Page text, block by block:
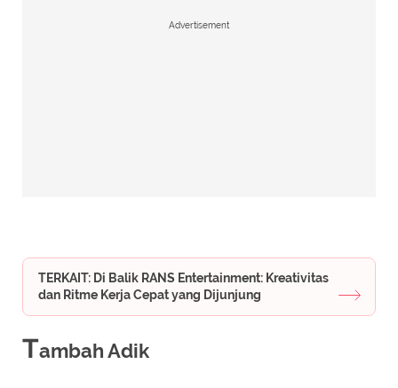
Advertisement
TERKAIT: Di Balik RANS Entertainment: Kreativitas
dan Ritme Kerja Cepat yang Dijunjung
Tambah Adik